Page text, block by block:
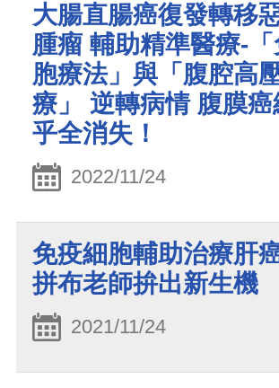
大腸直腸癌復發轉移
腫瘤 輔助精準醫療-「
胞療法」與「腹腔高
療」 逆轉病情 腹膜
乎全消失！
2022/11/24
免疫細胞輔助治療肝
拼布老師拚出新生機
2021/11/24